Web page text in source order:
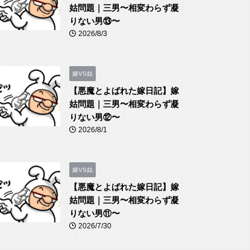
姑問題｜三男〜相変わらず凝
りない男⑬〜
2026/8/3
嫁VS姑
【悪魔とよばれた嫁日記】嫁
姑問題｜三男〜相変わらず凝
りない男⑫〜
2026/8/1
嫁VS姑
【悪魔とよばれた嫁日記】嫁
姑問題｜三男〜相変わらず凝
りない男⑪〜
2026/7/30